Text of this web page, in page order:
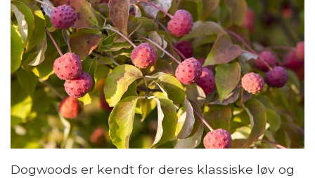
Dogwoods er kendt for deres klassiske løv og